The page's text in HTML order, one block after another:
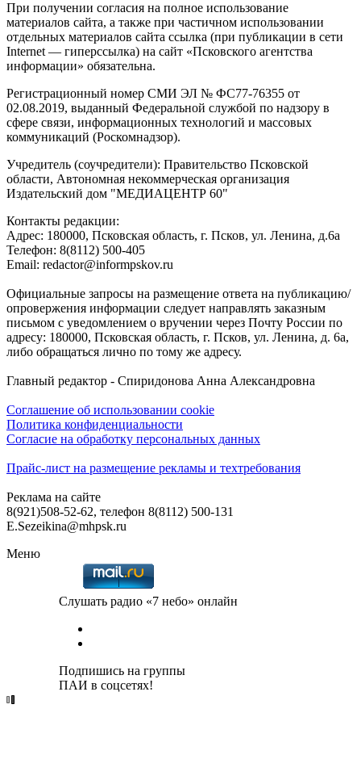
При получении согласия на полное использование
материалов сайта, а также при частичном использовании
отдельных материалов сайта ссылка (при публикации в сети
Internet — гиперссылка) на сайт «Псковского агентства
информации» обязательна.
Регистрационный номер СМИ ЭЛ № ФС77-76355 от
02.08.2019, выданный Федеральной службой по надзору в
сфере связи, информационных технологий и массовых
коммуникаций (Роскомнадзор).
Учредитель (соучредители): Правительство Псковской
области, Автономная некоммерческая организация
Издательский дом "МЕДИАЦЕНТР 60"
Контакты редакции:
Адреc: 180000, Псковская область, г. Псков, ул. Ленина, д.6а
Телефон: 8(8112) 500-405
Email: redactor@informpskov.ru
Официальные запросы на размещение ответа на публикацию/
опровержения информации следует направлять заказным
письмом с уведомлением о вручении через Почту России по
адресу: 180000, Псковская область, г. Псков, ул. Ленина, д. 6а,
либо обращаться лично по тому же адресу.
Главный редактор - Спиридонова Анна Александровна
Соглашение об использовании cookie
Политика конфиденциальности
Согласие на обработку персональных данных
Прайс-лист на размещение рекламы и техтребования
Реклама на сайте
8(921)508-52-62, телефон 8(8112) 500-131
E.Sezeikina@mhpsk.ru
Меню
Слушать радио «7 небо» онлайн
Подпишись на группы
ПАИ в соцсетях!